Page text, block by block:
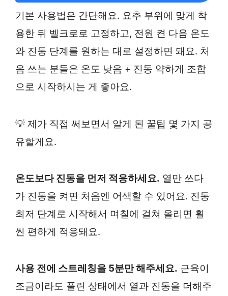
기본 사용법은 간단해요. 요추 부위에 맞게 착
용한 뒤 벨크로로 고정하고, 전원 켠 다음 온도
와 진동 단계를 원하는 대로 설정하면 돼요. 처
음 쓰는 분들은 온도 낮음 + 진동 약하게 조합
으로 시작하시는 게 좋아요.
💡 제가 직접 써보면서 알게 된 꿀팁 몇 가지 공
유할게요.
온도보다 진동을 먼저 적응하세요. 열만 쓰다
가 진동을 켜면 처음엔 어색할 수 있어요. 진동
최저 단계로 시작해서 며칠에 걸쳐 올리면 훨
씬 편하게 적응돼요.
사용 전에 스트레칭을 5분만 해주세요. 근육이
조금이라도 풀린 상태에서 열과 진동을 더해주